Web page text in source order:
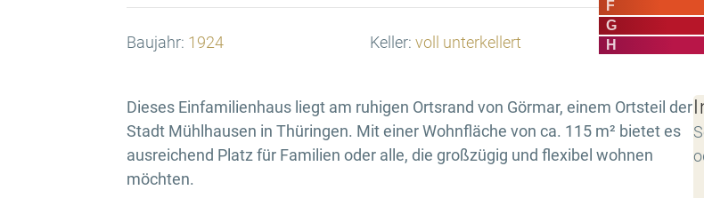
Baujahr: 1924 Keller: voll unterkellert
F
G
H
Dieses Einfamilienhaus liegt am ruhigen Ortsrand von Görmar, einem Ortsteil der
Stadt Mühlhausen in Thüringen. Mit einer Wohnfläche von ca. 115 m² bietet es
ausreichend Platz für Familien oder alle, die großzügig und flexibel wohnen
möchten.